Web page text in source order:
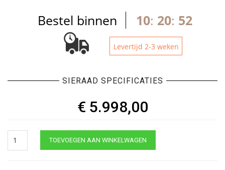
Bestel binnen 10: 20: 52
Levertijd 2-3 weken
SIERAAD SPECIFICATIES
€ 5.998,00
trouwringen
TOEVOEGEN AAN WINKELWAGEN